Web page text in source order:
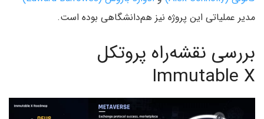
مدیر عملیاتی این پروژه نیز هم‌دانشگاهی بوده است.
بررسی نقشه‌راه پروتکل
Immutable X